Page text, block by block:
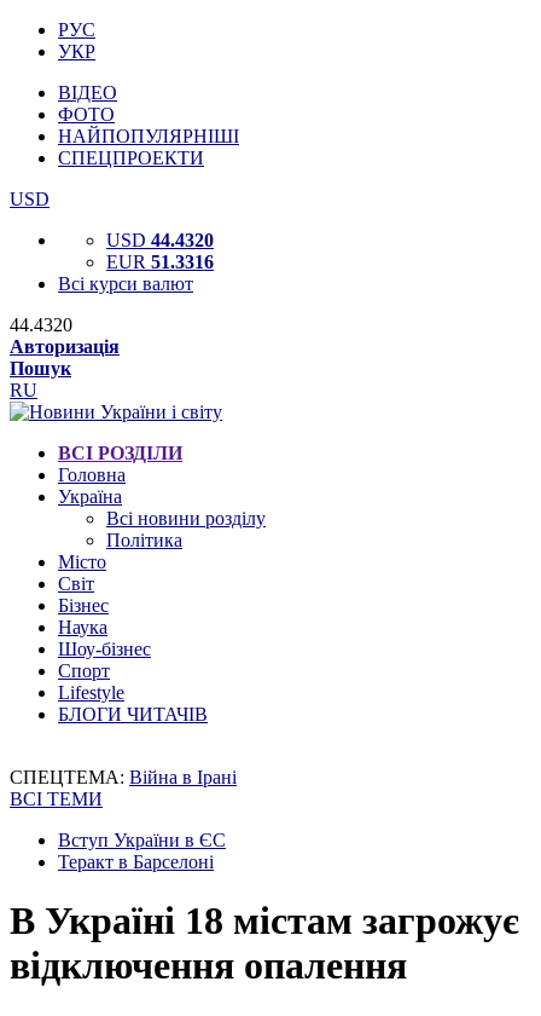
РУС
УКР
ВІДЕО
ФОТО
НАЙПОПУЛЯРНІШІ
СПЕЦПРОЕКТИ
USD
USD 44.4320
EUR 51.3316
Всі курси валют
44.4320
Авторизація
Пошук
RU
ВСІ РОЗДІЛИ
Головна
Україна
Всі новини розділу
Політика
Місто
Світ
Бізнес
Наука
Шоу-бізнес
Спорт
Lifestyle
БЛОГИ ЧИТАЧІВ
СПЕЦТЕМА: Війна в Ірані
ВСІ ТЕМИ
Вступ України в ЄС
Теракт в Барселоні
В Україні 18 містам загрожує
відключення опалення